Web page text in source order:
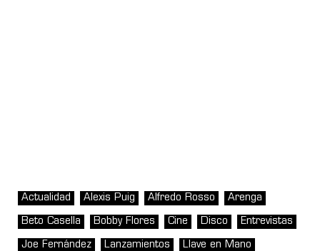
Actualidad Alexis Puig Alfredo Rosso Arenga
Beto Casella Bobby Flores Cine Disco Entrevistas
Joe Fernández Lanzamientos Llave en Mano